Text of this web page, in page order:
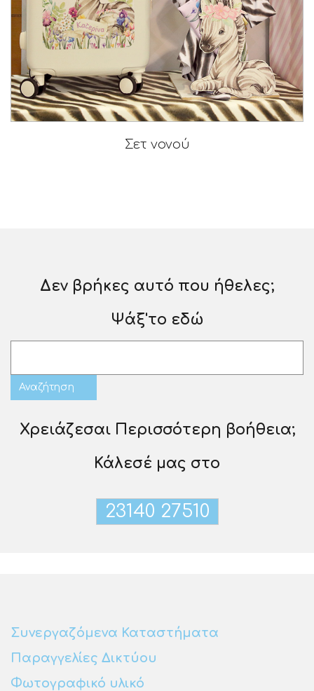
Σετ νονού
Δεν βρήκες αυτό που ήθελες;
Ψάξ'το εδώ
Χρειάζεσαι Περισσότερη βοήθεια;
Κάλεσέ μας στο
23140 27510
Συνεργαζόμενα Καταστήματα
Παραγγελίες Δικτύου
Φωτογραφικό υλικό